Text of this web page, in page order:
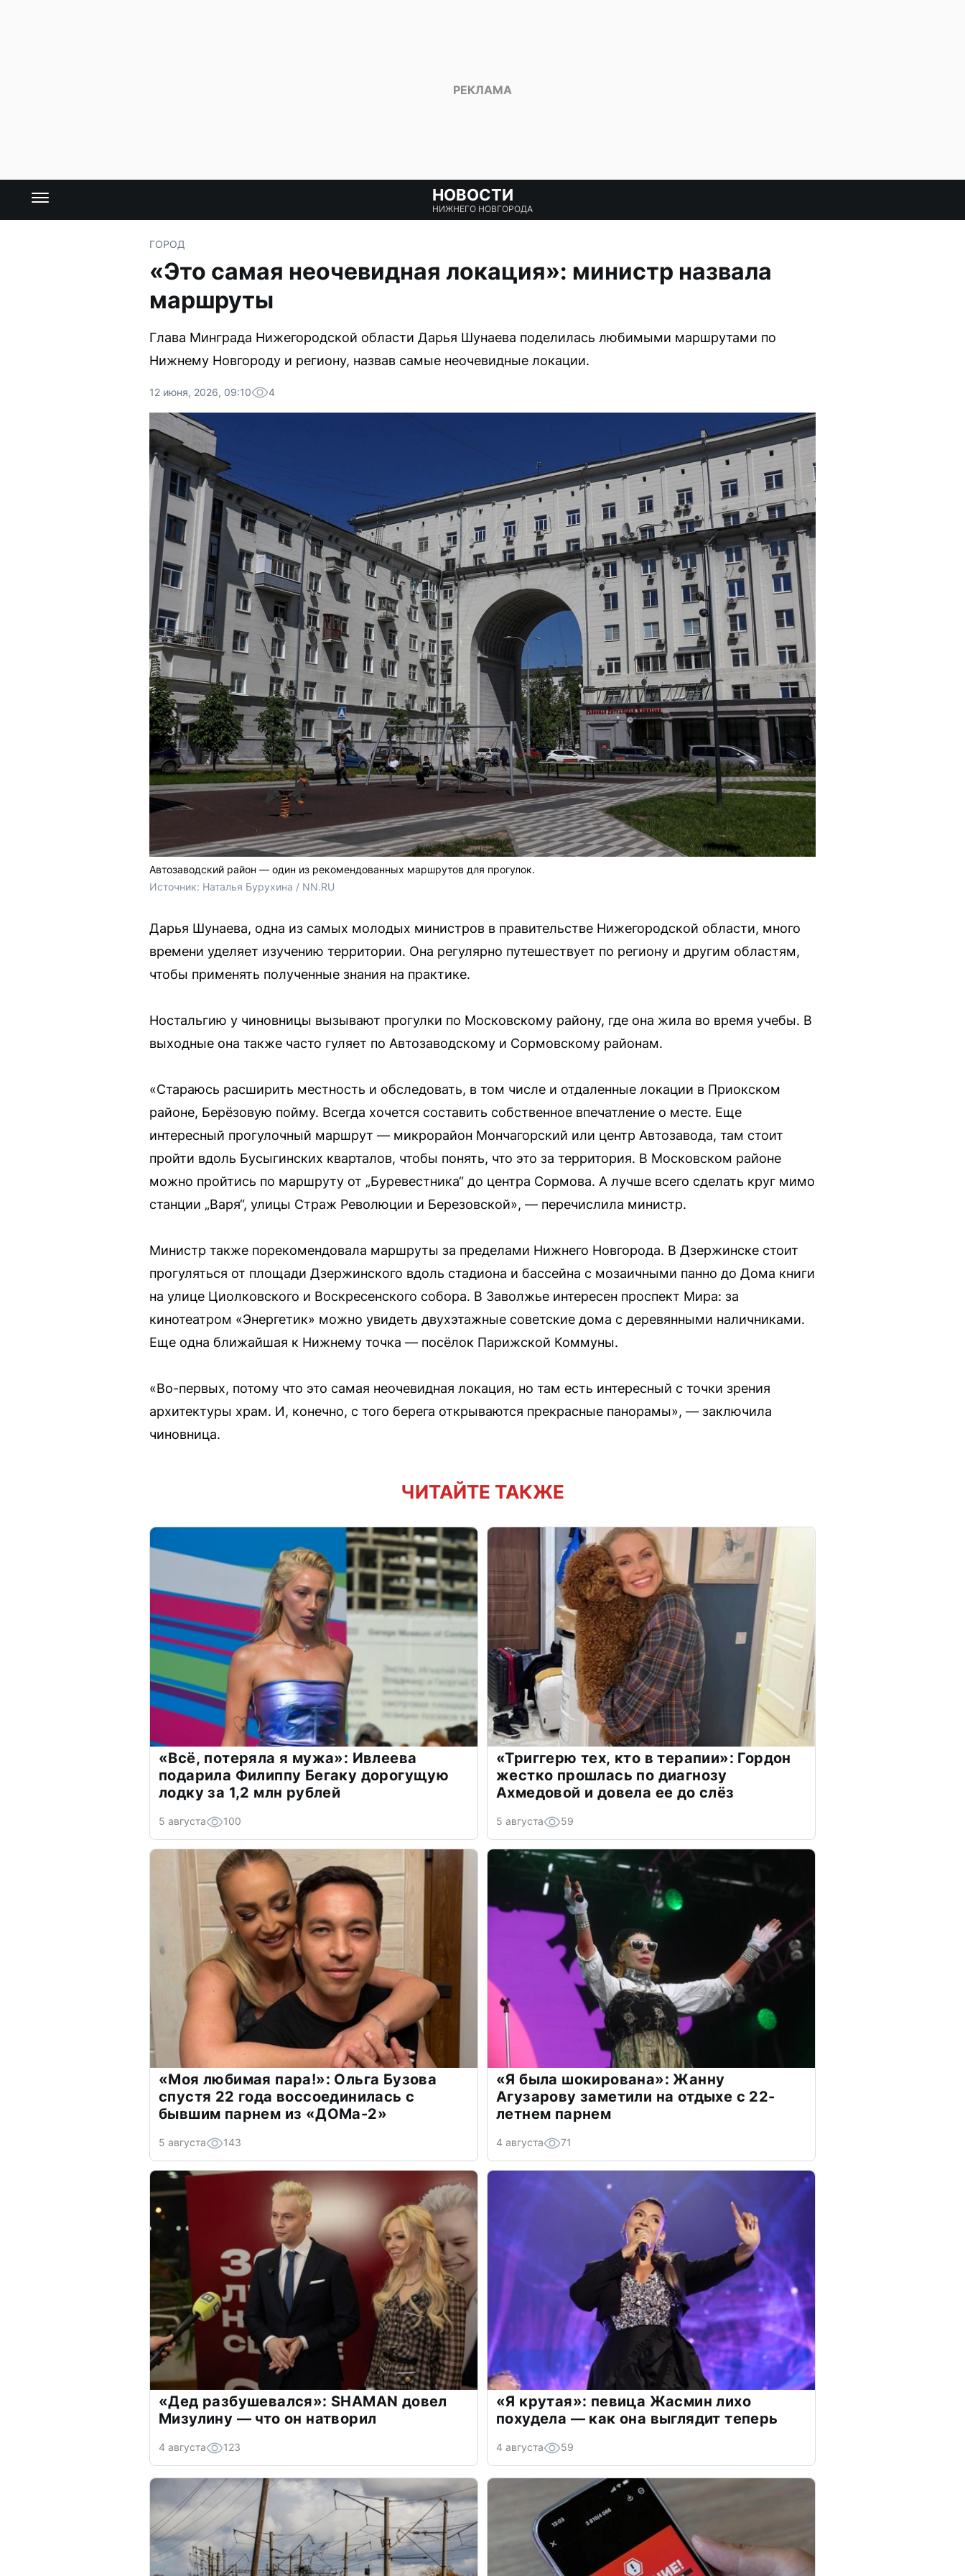
НОВОСТИ
НИЖНЕГО НОВГОРОДА
ГОРОД
«Это самая неочевидная локация»: министр назвала
маршруты
Глава Минграда Нижегородской области Дарья Шунаева поделилась любимыми маршрутами по
Нижнему Новгороду и региону, назвав самые неочевидные локации.
12 июня, 2026, 09:10 4
Автозаводский район — один из рекомендованных маршрутов для прогулок.
Источник: Наталья Бурухина / NN.RU
Дарья Шунаева, одна из самых молодых министров в правительстве Нижегородской области, много
времени уделяет изучению территории. Она регулярно путешествует по региону и другим областям,
чтобы применять полученные знания на практике.
Ностальгию у чиновницы вызывают прогулки по Московскому району, где она жила во время учебы. В
выходные она также часто гуляет по Автозаводскому и Сормовскому районам.
«Стараюсь расширить местность и обследовать, в том числе и отдаленные локации в Приокском
районе, Берёзовую пойму. Всегда хочется составить собственное впечатление о месте. Еще
интересный прогулочный маршрут — микрорайон Мончагорский или центр Автозавода, там стоит
пройти вдоль Бусыгинских кварталов, чтобы понять, что это за территория. В Московском районе
можно пройтись по маршруту от „Буревестника“ до центра Сормова. А лучше всего сделать круг мимо
станции „Варя“, улицы Страж Революции и Березовской», — перечислила министр.
Министр также порекомендовала маршруты за пределами Нижнего Новгорода. В Дзержинске стоит
прогуляться от площади Дзержинского вдоль стадиона и бассейна с мозаичными панно до Дома книги
на улице Циолковского и Воскресенского собора. В Заволжье интересен проспект Мира: за
кинотеатром «Энергетик» можно увидеть двухэтажные советские дома с деревянными наличниками.
Еще одна ближайшая к Нижнему точка — посёлок Парижской Коммуны.
«Во-первых, потому что это самая неочевидная локация, но там есть интересный с точки зрения
архитектуры храм. И, конечно, с того берега открываются прекрасные панорамы», — заключила
чиновница.
ЧИТАЙТЕ ТАКЖЕ
«Всё, потеряла я мужа»: Ивлеева
подарила Филиппу Бегаку дорогущую
лодку за 1,2 млн рублей
5 августа 100
«Триггерю тех, кто в терапии»: Гордон
жестко прошлась по диагнозу
Ахмедовой и довела ее до слёз
5 августа 59
«Моя любимая пара!»: Ольга Бузова
спустя 22 года воссоединилась с
бывшим парнем из «ДОМа-2»
5 августа 143
«Я была шокирована»: Жанну
Агузарову заметили на отдыхе с 22-
летнем парнем
4 августа 71
«Дед разбушевался»: SHAMAN довел
Мизулину — что он натворил
4 августа 123
«Я крутая»: певица Жасмин лихо
похудела — как она выглядит теперь
4 августа 59